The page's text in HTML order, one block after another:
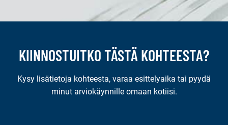
KIINNOSTUITKO TÄSTÄ KOHTEESTA?
Kysy lisätietoja kohteesta, varaa esittelyaika tai pyydä
minut arviokäynnille omaan kotiisi.